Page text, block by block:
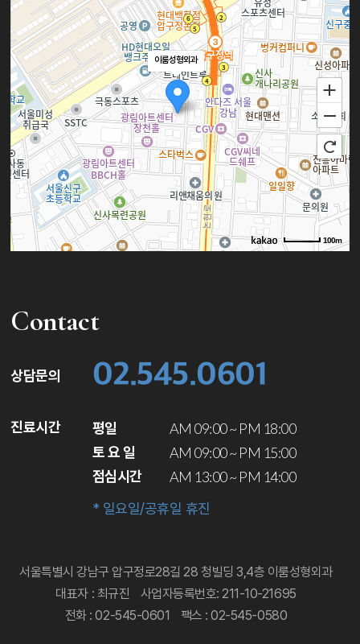
이룸성형외과
100m
Contact
상담문의 02.545.0601
진료시간 평일 AM 09:00 ~ PM 18:00
토 요 일 AM 09:00 ~ PM 15:00
점심시간 AM 13:00 ~ PM 14:00
* 일요일/공휴일 휴진
서울특별시 강남구 압구정로28길 28 청빌딩 3,4층 이룸성형외과
대표자 : 최규진
사업자등록번호: 211-10-21695
전화 : 02-545-0601
팩스 : 02-545-0580